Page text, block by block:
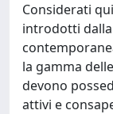
Considerati
introdotti dalla
la gamma
devono
attivi e